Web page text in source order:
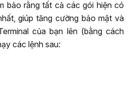
bảo rằng tất cả các gói hiện có
giúp tăng cường bảo mật và
của bạn lên (bằng cách
các lệnh sau: